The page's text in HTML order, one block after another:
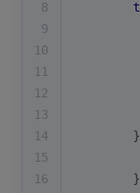
8
9
10
11
12
13
14
        }
15
16
        }